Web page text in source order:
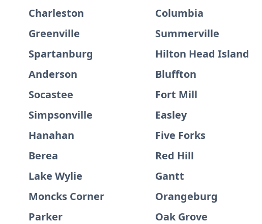
Charleston
Columbia
Greenville
Summerville
Spartanburg
Hilton Head Island
Anderson
Bluffton
Socastee
Fort Mill
Simpsonville
Easley
Hanahan
Five Forks
Berea
Red Hill
Lake Wylie
Gantt
Moncks Corner
Orangeburg
Parker
Oak Grove